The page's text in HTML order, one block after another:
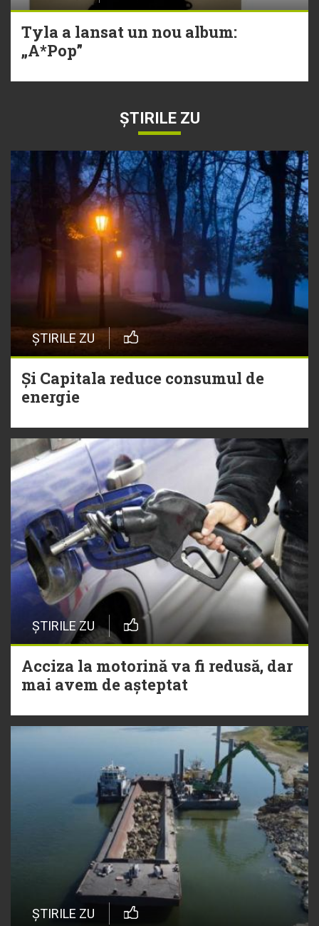
Tyla a lansat un nou album:
„A*Pop”
ȘTIRILE ZU
ȘTIRILE ZU
Și Capitala reduce consumul de
energie
ȘTIRILE ZU
Acciza la motorină va fi redusă, dar
mai avem de așteptat
ȘTIRILE ZU